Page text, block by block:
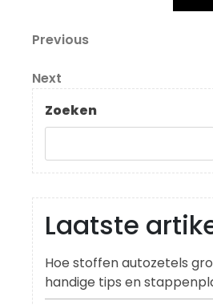
Previous
Previous
Next
Post
Next
Zoeken
Laatste
Hoe stoffen autozetels
handige tips en